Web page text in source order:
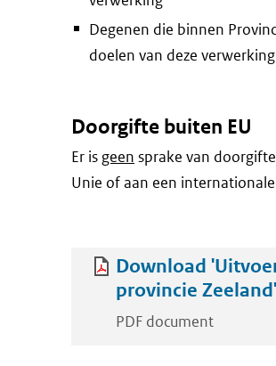
Degenen die binnen
doelen van deze verwerking
Doorgifte buiten EU
Er is geen sprake van
Unie of aan een
Download
provincie Zeeland'
PDF document